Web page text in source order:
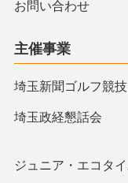
お問い合わせ
主催事業
埼玉新聞ゴルフ競技
埼玉政経懇話会
ジュニア・エコタ